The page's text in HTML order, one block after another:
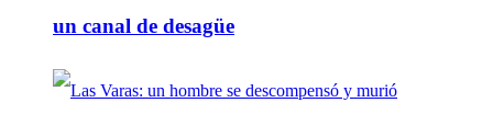
un canal de desagüe